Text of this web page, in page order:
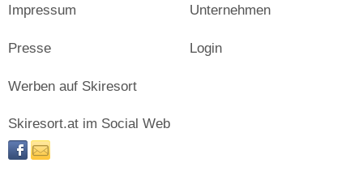
Impressum
Presse
Unternehmen
Login
Werben auf Skiresort
Skiresort.at im Social Web
facebooknewsletter